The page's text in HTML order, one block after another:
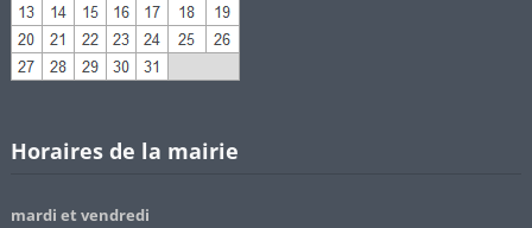
Horaires de la mairie
mardi et vendredi